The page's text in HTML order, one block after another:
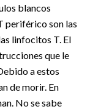
blancos
periférico son las
linfocitos T. El
que le
a estos
de morir. En
No se sabe